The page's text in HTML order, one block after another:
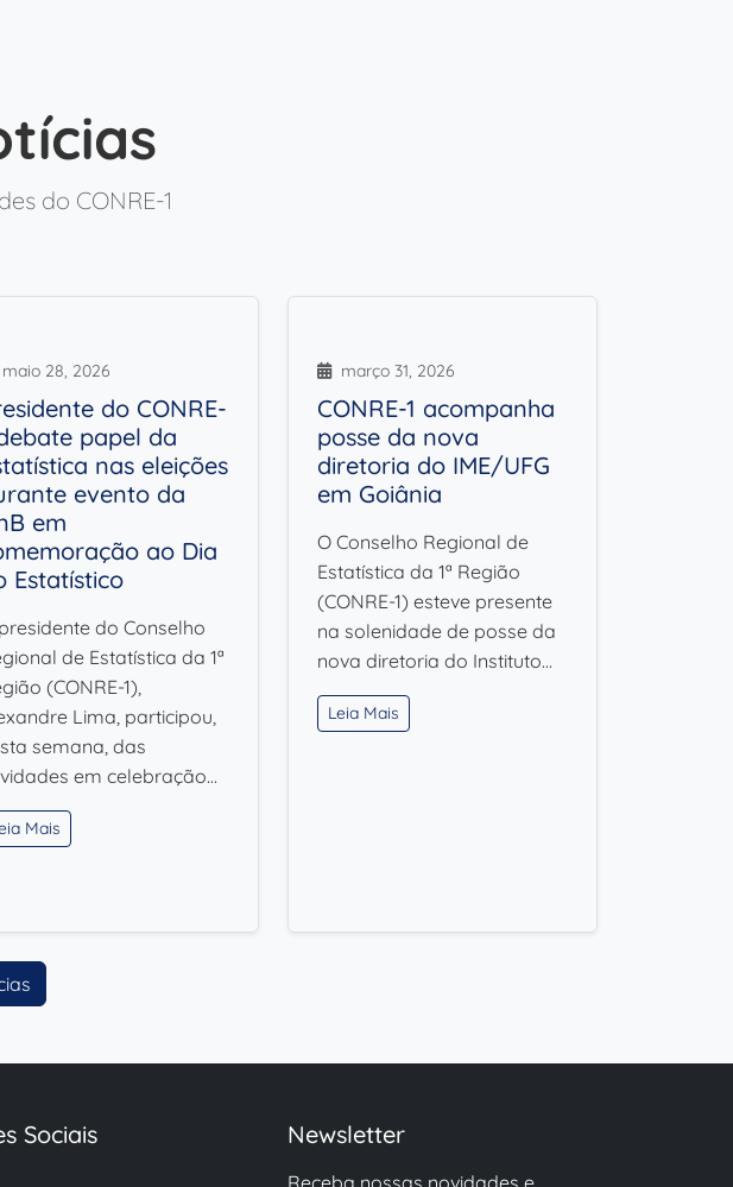
do CONRE-1
maio 28, 2026
do CONRE-
papel da
nas eleições
evento da
em
ao Dia
Estatístico
do Conselho
de Estatística da 1ª
(CONRE-1),
Lima, participou,
semana, das
em celebração…
Mais
março 31, 2026
CONRE-1 acompanha
posse da nova
diretoria do IME/UFG
em Goiânia
O Conselho Regional de
Estatística da 1ª Região
(CONRE-1) esteve presente
na solenidade de posse da
nova diretoria do Instituto…
Leia Mais
Sociais Newsletter
Receba nossas novidades e